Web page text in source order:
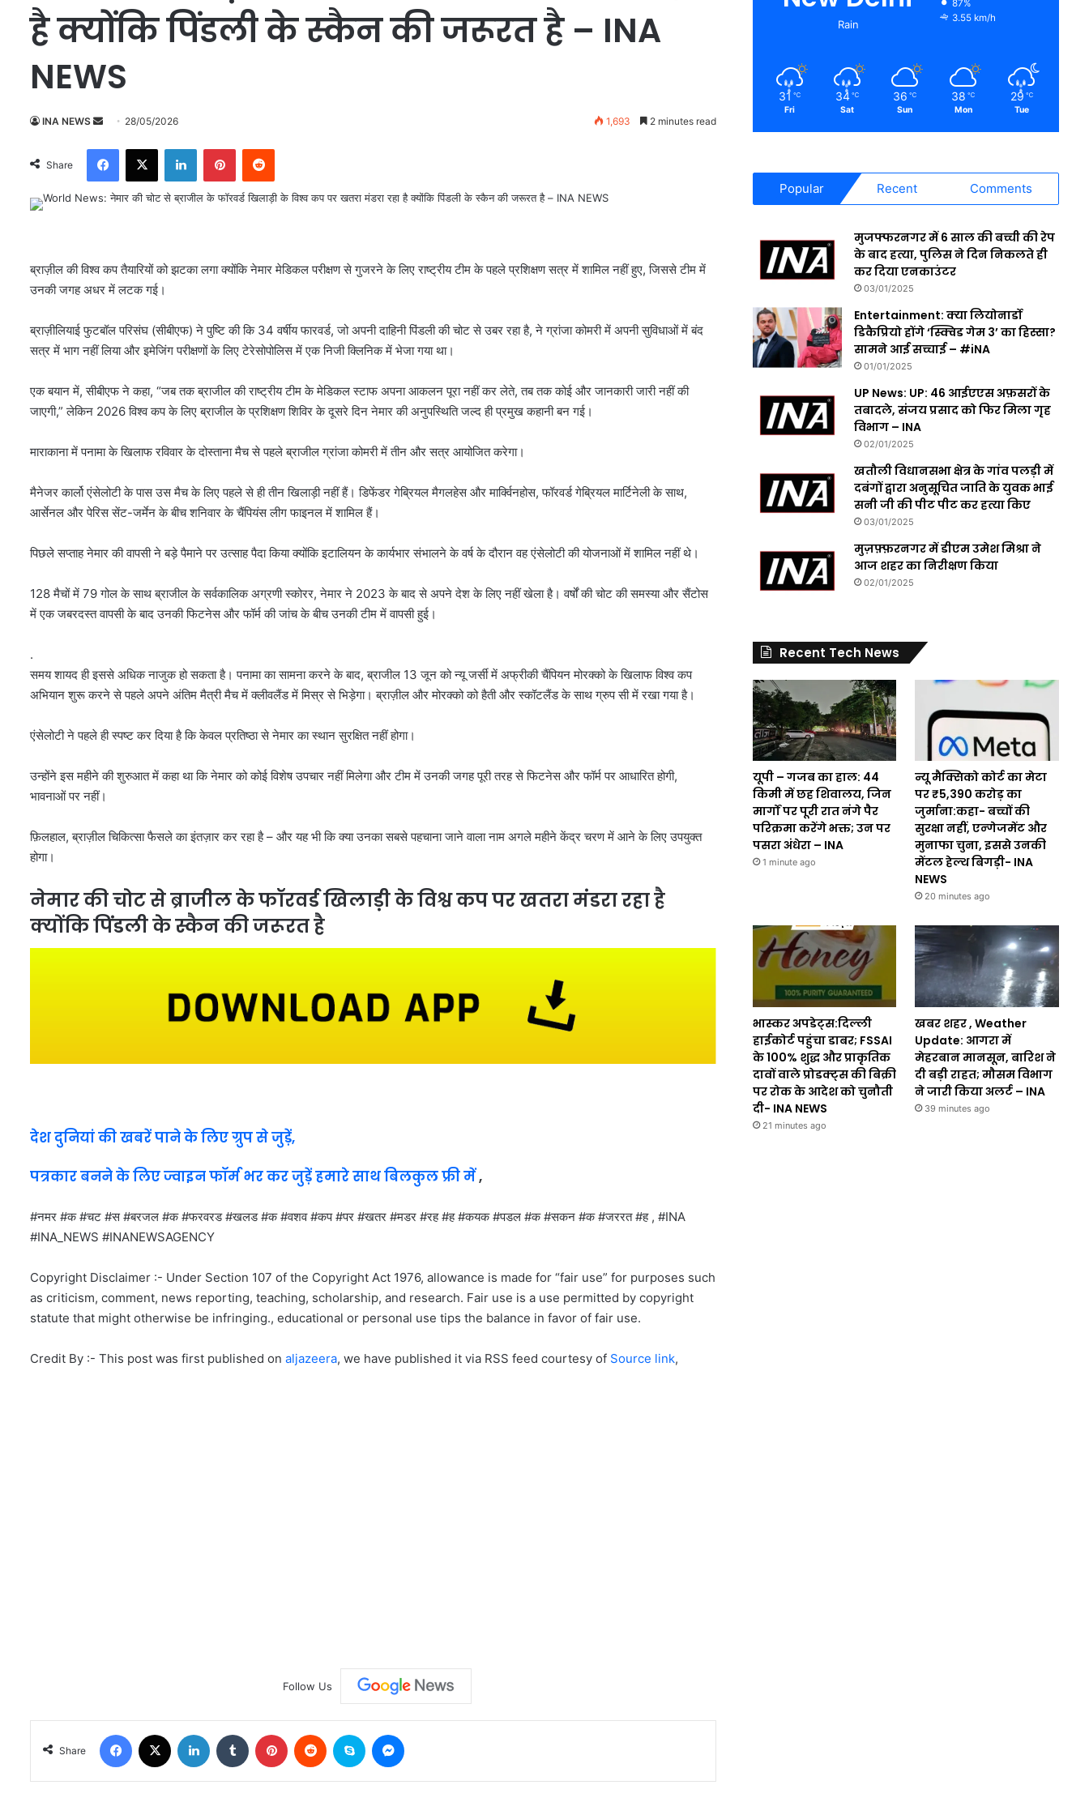
है क्योंकि पिंडली के स्कैन की जरूरत है – INA
NEWS
INA NEWS
n
d
a
a
i
28/05/2026 1,693 2 minutes read
Share
ब्राज़ील की विश्व कप तैयारियों को झटका लगा क्योंकि नेमार मेडिकल परीक्षण से गुजरने के लिए राष्ट्रीय टीम के पहले प्रशिक्षण सत्र में शामिल नहीं हुए, जिससे टीम में
उनकी जगह अधर में लटक गई।
ब्राज़ीलियाई फुटबॉल परिसंघ (सीबीएफ) ने पुष्टि की कि 34 वर्षीय फारवर्ड, जो अपनी दाहिनी पिंडली की चोट से उबर रहा है, ने ग्रांजा कोमरी में अपनी सुविधाओं में बंद
सत्र में भाग नहीं लिया और इमेजिंग परीक्षणों के लिए टेरेसोपोलिस में एक निजी क्लिनिक में भेजा गया था।
एक बयान में, सीबीएफ ने कहा, “जब तक ब्राजील की राष्ट्रीय टीम के मेडिकल स्टाफ अपना आकलन पूरा नहीं कर लेते, तब तक कोई और जानकारी जारी नहीं की
जाएगी,” लेकिन 2026 विश्व कप के लिए ब्राजील के प्रशिक्षण शिविर के दूसरे दिन नेमार की अनुपस्थिति जल्द ही प्रमुख कहानी बन गई।
माराकाना में पनामा के खिलाफ रविवार के दोस्ताना मैच से पहले ब्राजील ग्रांजा कोमरी में तीन और सत्र आयोजित करेगा।
मैनेजर कार्लो एंसेलोटी के पास उस मैच के लिए पहले से ही तीन खिलाड़ी नहीं हैं। डिफेंडर गेब्रियल मैगलहेस और मार्क्विनहोस, फॉरवर्ड गेब्रियल मार्टिनेली के साथ,
आर्सेनल और पेरिस सेंट-जर्मेन के बीच शनिवार के चैंपियंस लीग फाइनल में शामिल हैं।
पिछले सप्ताह नेमार की वापसी ने बड़े पैमाने पर उत्साह पैदा किया क्योंकि इटालियन के कार्यभार संभालने के वर्ष के दौरान वह एंसेलोटी की योजनाओं में शामिल नहीं थे।
128 मैचों में ⁠79 गोल के साथ ब्राजील के सर्वकालिक अग्रणी स्कोरर, नेमार ने 2023 के बाद से अपने देश के लिए नहीं खेला है। वर्षों की चोट की समस्या और सैंटोस
में एक जबरदस्त वापसी के बाद उनकी फिटनेस और फॉर्म की जांच के बीच उनकी टीम में वापसी हुई।
.
समय शायद ही इससे अधिक नाजुक हो सकता है। पनामा का सामना करने के बाद, ब्राजील 13 जून को न्यू जर्सी में अफ्रीकी चैंपियन मोरक्को के खिलाफ विश्व कप
अभियान शुरू करने से पहले अपने अंतिम मैत्री मैच में क्लीवलैंड में मिस्र से भिड़ेगा। ब्राज़ील और मोरक्को को हैती और स्कॉटलैंड के साथ ग्रुप सी में रखा गया है।
एंसेलोटी ने पहले ही स्पष्ट कर दिया है कि केवल प्रतिष्ठा से नेमार का स्थान सुरक्षित नहीं होगा।
उन्होंने इस महीने की शुरुआत में कहा था कि नेमार को कोई विशेष उपचार नहीं मिलेगा और टीम में उनकी जगह पूरी तरह से फिटनेस और फॉर्म पर आधारित होगी,
भावनाओं पर नहीं।
फ़िलहाल, ब्राज़ील चिकित्सा फैसले का इंतज़ार कर रहा है – और यह भी कि क्या उनका सबसे पहचाना जाने वाला नाम अगले महीने केंद्र चरण में आने के लिए उपयुक्त
होगा।
नेमार की चोट से ब्राजील के फॉरवर्ड खिलाड़ी के विश्व कप पर खतरा मंडरा रहा है
क्योंकि पिंडली के स्कैन की जरूरत है
देश दुनियां की खबरें पाने के लिए ग्रुप से जुड़ें,
पत्रकार बनने के लिए ज्वाइन फॉर्म भर कर जुड़ें हमारे साथ बिलकुल फ्री में,
#नमर #क #चट #स #बरजल #क #फरवरड #खलड #क #वशव #कप #पर #खतर #मडर #रह #ह #कयक #पडल #क #सकन #क #जररत #ह , #INA
#INA_NEWS #INANEWSAGENCY
Copyright Disclaimer :- Under Section 107 of the Copyright Act 1976, allowance is made for “fair use” for purposes such
as criticism, comment, news reporting, teaching, scholarship, and research. Fair use is a use permitted by copyright
statute that might otherwise be infringing., educational or personal use tips the balance in favor of fair use.
Credit By :- This post was first published on aljazeera, we have published it via RSS feed courtesy of Source link,
Follow Us
Share
Rain
87%
3.55 km/h
31 ℃
Fri
34 ℃
Sat
36 ℃
Sun
38 ℃
Mon
29 ℃
Tue
Popular Recent Comments
मुजफ्फरनगर में 6 साल की बच्ची की रेप
के बाद हत्या, पुलिस ने दिन निकलते ही
कर दिया एनकाउंटर
03/01/2025
Entertainment: क्या लियोनार्डो
डिकैप्रियो होंगे ‘स्क्विड गेम 3’ का हिस्सा?
सामने आई सच्चाई – #iNA
01/01/2025
UP News: UP: 46 आईएएस अफ़सरों के
तबादले, संजय प्रसाद को फिर मिला गृह
विभाग – INA
02/01/2025
खतौली विधानसभा क्षेत्र के गांव पलड़ी में
दबंगों द्वारा अनुसूचित जाति के युवक भाई
सनी जी की पीट पीट कर हत्या किए
03/01/2025
मुज़फ़्फ़रनगर में डीएम उमेश मिश्रा ने
आज शहर का निरीक्षण किया
02/01/2025
Recent Tech News
यूपी – गजब का हाल: 44
किमी में छह शिवालय, जिन
मार्गों पर पूरी रात नंगे पैर
परिक्रमा करेंगे भक्त; उन पर
पसरा अंधेरा – INA
1 minute ago
न्यू मैक्सिको कोर्ट का मेटा
पर ₹5,390 करोड़ का
जुर्माना:कहा- बच्चों की
सुरक्षा नहीं, एन्गेजमेंट और
मुनाफा चुना, इससे उनकी
मेंटल हेल्थ बिगड़ी- INA
NEWS
20 minutes ago
भास्कर अपडेट्स:दिल्ली
हाईकोर्ट पहुंचा डाबर; FSSAI
के 100% शुद्ध और प्राकृतिक
दावों वाले प्रोडक्ट्स की बिक्री
पर रोक के आदेश को चुनौती
दी- INA NEWS
21 minutes ago
खबर शहर , Weather
Update: आगरा में
मेहरबान मानसून, बारिश ने
दी बड़ी राहत; माैसम विभाग
ने जारी किया अलर्ट – INA
39 minutes ago